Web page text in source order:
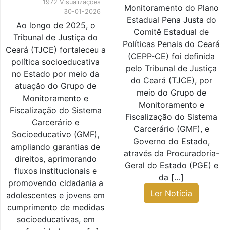
1972 Visualizações
30-01-2026
Ao longo de 2025, o
Tribunal de Justiça do
Ceará (TJCE) fortaleceu a
política socioeducativa
no Estado por meio da
atuação do Grupo de
Monitoramento e
Fiscalização do Sistema
Carcerário e
Socioeducativo (GMF),
ampliando garantias de
direitos, aprimorando
fluxos institucionais e
promovendo cidadania a
adolescentes e jovens em
cumprimento de medidas
socioeducativas, em
Monitoramento do Plano
Estadual Pena Justa do
Comitê Estadual de
Políticas Penais do Ceará
(CEPP-CE) foi definida
pelo Tribunal de Justiça
do Ceará (TJCE), por
meio do Grupo de
Monitoramento e
Fiscalização do Sistema
Carcerário (GMF), e
Governo do Estado,
através da Procuradoria-
Geral do Estado (PGE) e
da […]
Ler Notícia